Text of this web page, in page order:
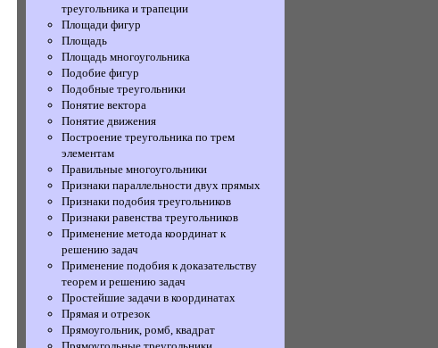
треугольника и трапеции
Площади фигур
Площадь
Площадь многоугольника
Подобие фигур
Подобные треугольники
Понятие вектора
Понятие движения
Построение треугольника по трем
элементам
Правильные многоугольники
Признаки параллельности двух прямых
Признаки подобия треугольников
Признаки равенства треугольников
Применение метода координат к
решению задач
Применение подобия к доказательству
теорем и решению задач
Простейшие задачи в координатах
Прямая и отрезок
Прямоугольник, ромб, квадрат